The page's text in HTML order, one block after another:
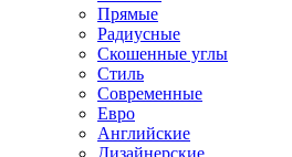
Прямые
Радиусные
Скошенные углы
Стиль
Современные
Евро
Английские
Дизайнерские